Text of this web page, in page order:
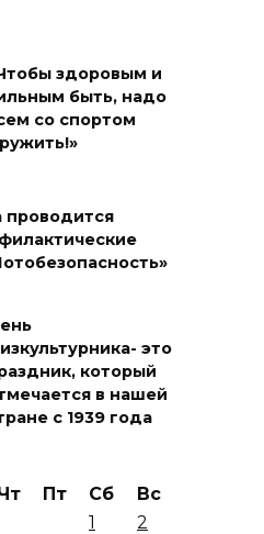
здоровым и
быть, надо
со спортом
проводится
это
который
в нашей
с 1939 года
Пт Сб
Вс
1
2